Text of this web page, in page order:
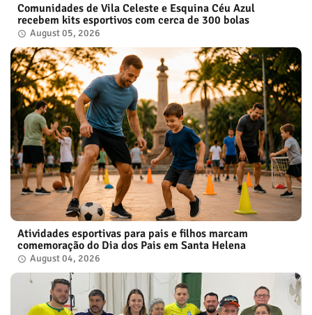
Comunidades de Vila Celeste e Esquina Céu Azul
recebem kits esportivos com cerca de 300 bolas
August 05, 2026
Atividades esportivas para pais e filhos marcam
comemoração do Dia dos Pais em Santa Helena
August 04, 2026